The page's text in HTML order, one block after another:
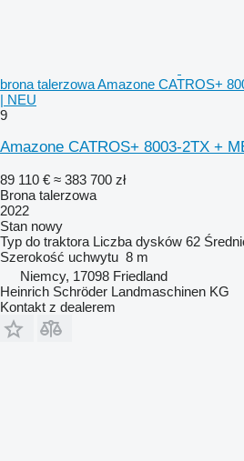
brona talerzowa Amazone CATROS+
| NEU
9
Amazone CATROS+ 8003-2TX +
89 110 € ≈ 383 700 zł
Brona talerzowa
2022
Stan nowy
Typ do traktora Liczba dysków 62
Szerokość uchwytu 8 m
Niemcy, 17098 Friedland
Heinrich Schröder Landmaschinen KG
Kontakt z dealerem